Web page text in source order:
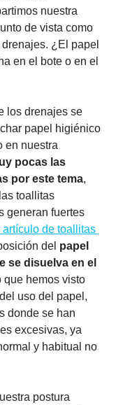
nuestra
de vista como
¿El papel
en el bote o en el
los drenajes se
papel higiénico
en nuestra
pocas las
por este tema,
toallitas
generan fuertes
artículo de toallitas
del papel
se disuelva en el
que hemos visto
uso del papel,
donde se han
excesivas, ya
y habitual no
postura